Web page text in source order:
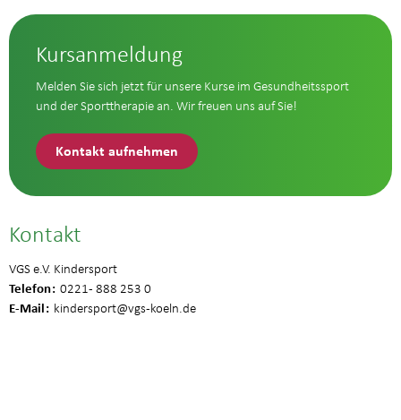
Kursanmeldung
Melden Sie sich jetzt für unsere Kurse im Gesundheitssport
und der Sporttherapie an. Wir freuen uns auf Sie!
Kontakt aufnehmen
Kontakt
VGS e.V. Kindersport
Telefon 0221 - 888 253 0
E-Mail kindersport@vgs-koeln.de